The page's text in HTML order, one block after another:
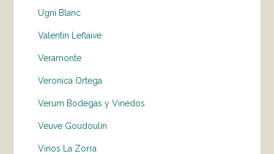
Ugni Blanc
Valentin Leflaive
Veramonte
Veronica Ortega
Verum Bodegas y Vinedos
Veuve Goudoulin
Vinos La Zorra